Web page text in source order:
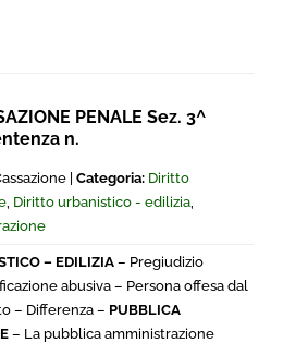
PENALE Sez. 3^
n.
| Categoria: Diritto
, Diritto urbanistico - edilizia,
– EDILIZIA – Pregiudizio
abusiva – Persona offesa dal
– Differenza – PUBBLICA
– La pubblica amministrazione